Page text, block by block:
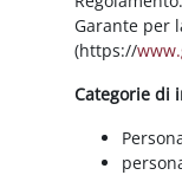
Garante per
(https://
Categorie di